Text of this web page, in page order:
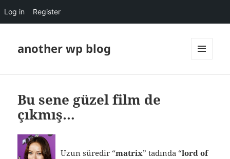
Log in Register
another wp blog
Bu sene güzel film de
çıkmış…
Uzun süredir “matrix” tadında “lord of